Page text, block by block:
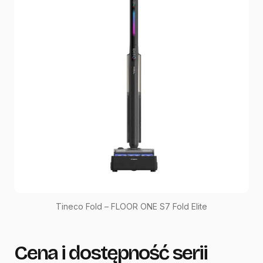
Tineco Fold – FLOOR ONE S7 Fold Elite
Cena i dostępność serii